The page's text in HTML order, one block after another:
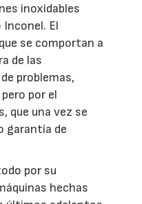
inoxidables
El
se comportan a
de las
problemas,
por el
que una vez se
garantía de
por su
hechas